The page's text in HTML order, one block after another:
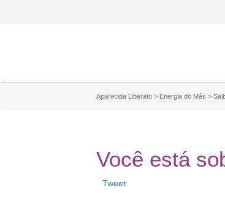
Aparecida Liberato > Energia do Mês >
Você está
Tweet